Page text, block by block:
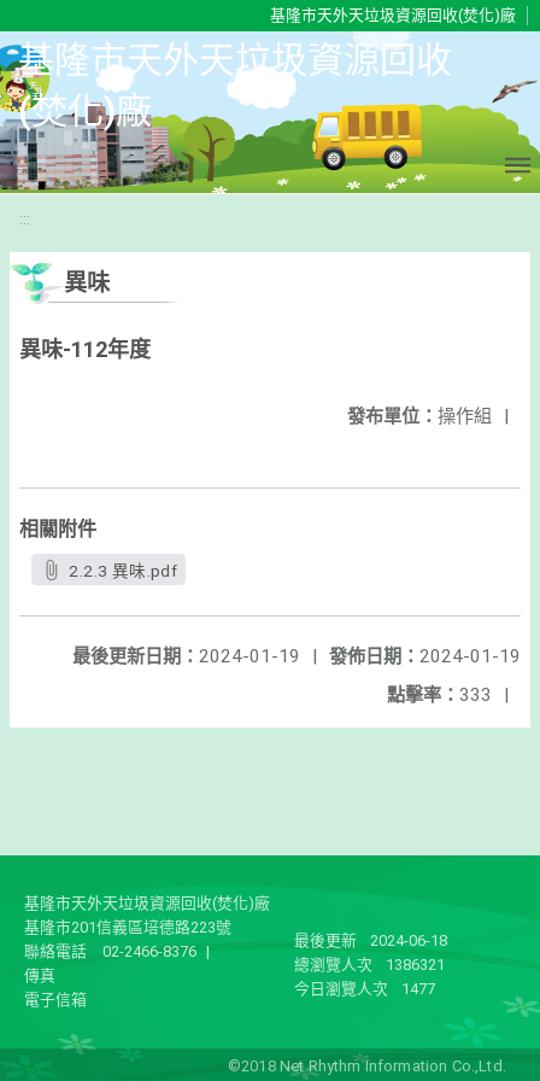
基隆市天外天垃圾資源回收(焚化)廠
基隆市天外天垃圾資源回收
(焚化)廠
:::
異味
異味-112年度
發布單位： 操作組 |
相關附件
2.2.3 異味.pdf
發佈日期： 2024-01-19
最後更新日期： 2024-01-19
|
點擊率： 333 |
基隆市天外天垃圾資源回收(焚化)廠
基隆市201信義區培德路223號
聯絡電話
02-2466-8376 |
傳真
電子信箱
最後更新
2024-06-18
總瀏覽人次
1386321
今日瀏覽人次
1477
©2018 Net Rhythm Information Co.,Ltd.